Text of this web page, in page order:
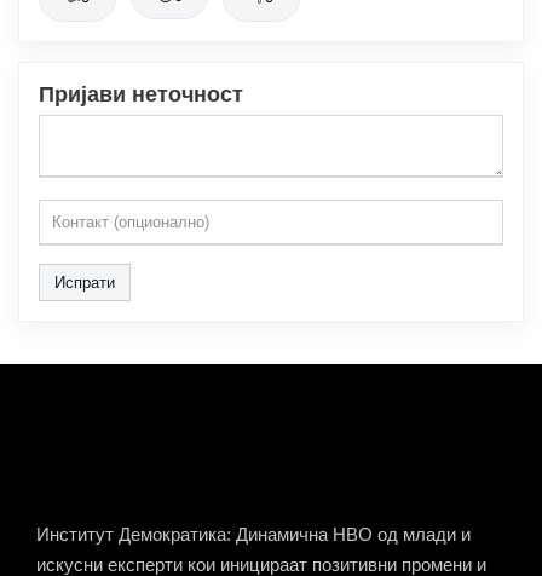
Пријави неточност
Испрати
Институт Демократика: Динамична НВО од млади и
искусни експерти кои иницираат позитивни промени и